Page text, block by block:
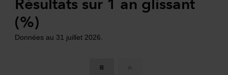
Résultats sur 1 an glissant
(%)
Données au 31 juillet 2026.